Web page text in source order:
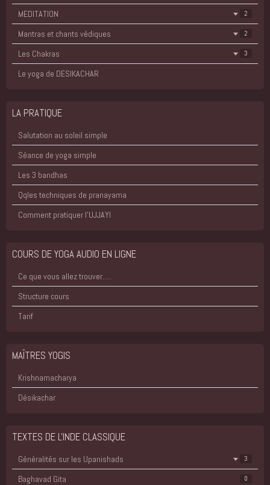
MEDITATION 2
Mantras et chants védiques 2
Les Chakras 3
Le yoga de DESIKACHAR
LA PRATIQUE
Salutation au soleil simple
Séance de yoga simple
Les 3 bandhas
Qqles techniques de pranayama
Comment pratiquer l'UJJAYI
COURS DE YOGA AUDIO EN LIGNE
Ce que vous allez trouver.....
Structure cours
Tarif
MAÎTRES YOGIS
Krishnamacharya
Désikachar
TEXTES DE L'INDE CLASSIQUE
Généralités sur les Upanishads 3
Baghavad Gita 0